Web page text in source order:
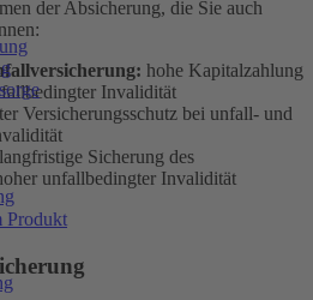
der Absicherung, die Sie auch
hohe Kapitalzahlung
Invalidität
Versicherungsschutz bei unfall- und
langfristige Sicherung des
unfallbedingter Invalidität
Produkt